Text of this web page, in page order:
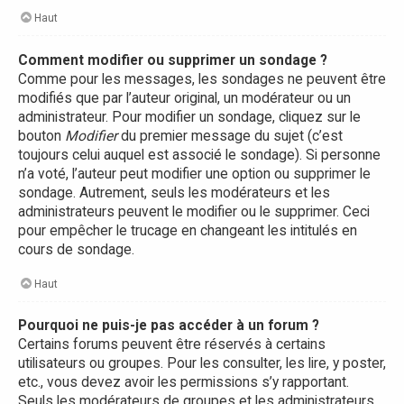
Haut
Comment modifier ou supprimer un sondage ?
Comme pour les messages, les sondages ne peuvent être
modifiés que par l’auteur original, un modérateur ou un
administrateur. Pour modifier un sondage, cliquez sur le
bouton Modifierdu premier message du sujet (c’est
toujours celui auquel est associé le sondage). Si personne
n’a voté, l’auteur peut modifier une option ou supprimer le
sondage. Autrement, seuls les modérateurs et les
administrateurs peuvent le modifier ou le supprimer. Ceci
pour empêcher le trucage en changeant les intitulés en
cours de sondage.
Haut
Pourquoi ne puis-je pas accéder à un forum ?
Certains forums peuvent être réservés à certains
utilisateurs ou groupes. Pour les consulter, les lire, y poster,
etc., vous devez avoir les permissions s’y rapportant.